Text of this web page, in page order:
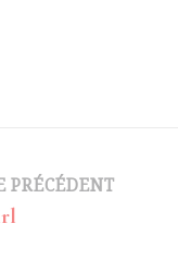
PRÉCÉDENT